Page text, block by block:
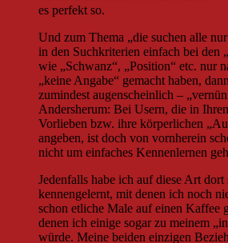
es perfekt so.
Und zum Thema „die suchen alle
in den Suchkriterien einfach bei den
wie „Schwanz“, „Position“ etc. nur
„keine Angabe“ gemacht haben,
zumindest augenscheinlich –
Andersherum: Bei Usern, die in
Vorlieben bzw. ihre körperlichen
angeben, ist doch von vornherein
nicht um einfaches Kennenlernen
Jedenfalls habe ich auf diese Art dort
kennengelernt, mit denen ich noch
schon etliche Male auf einen Kaffee
denen ich einige sogar zu meinem
würde. Meine beiden einzigen